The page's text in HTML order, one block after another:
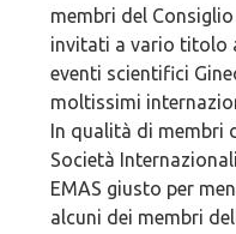
membri del
invitati a vario titolo
eventi scientifici
moltissimi
In qualità di membri
Società Internazionali
EMAS giusto per
alcuni dei membri